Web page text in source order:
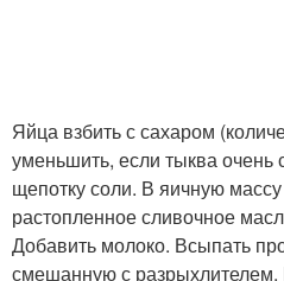
Яйца взбить с сахаром
уменьшить, если тыква очень
щепотку соли. В яичную
растопленное сливочное
Добавить молоко. Всыпать
смешанную с разрыхлителем.